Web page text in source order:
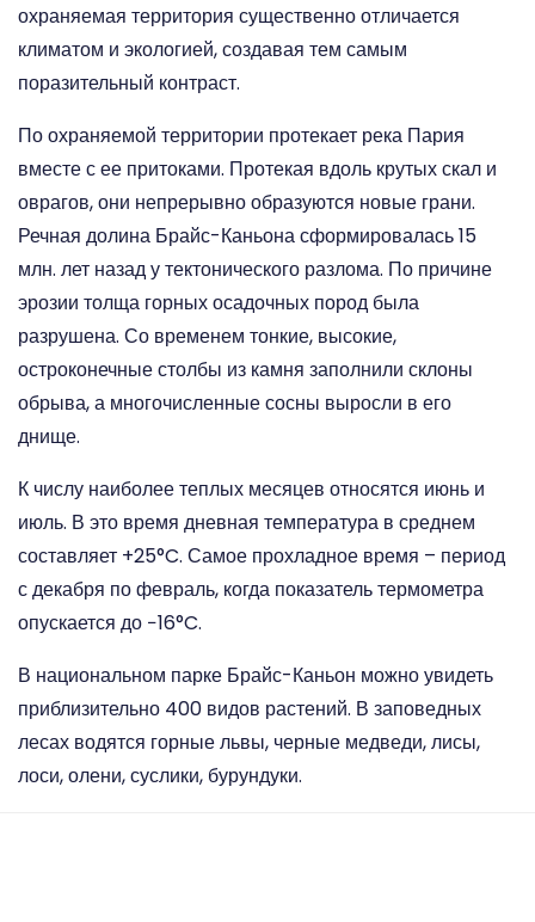
охраняемая территория существенно отличается
климатом и экологией, создавая тем самым
поразительный контраст.
По охраняемой территории протекает река Пария
вместе с ее притоками. Протекая вдоль крутых скал и
оврагов, они непрерывно образуются новые грани.
Речная долина Брайс-Каньона сформировалась 15
млн. лет назад у тектонического разлома. По причине
эрозии толща горных осадочных пород была
разрушена. Со временем тонкие, высокие,
остроконечные столбы из камня заполнили склоны
обрыва, а многочисленные сосны выросли в его
днище.
К числу наиболее теплых месяцев относятся июнь и
июль. В это время дневная температура в среднем
составляет +25°C. Самое прохладное время – период
с декабря по февраль, когда показатель термометра
опускается до −16°C.
В национальном парке Брайс-Каньон можно увидеть
приблизительно 400 видов растений. В заповедных
лесах водятся горные львы, черные медведи, лисы,
лоси, олени, суслики, бурундуки.